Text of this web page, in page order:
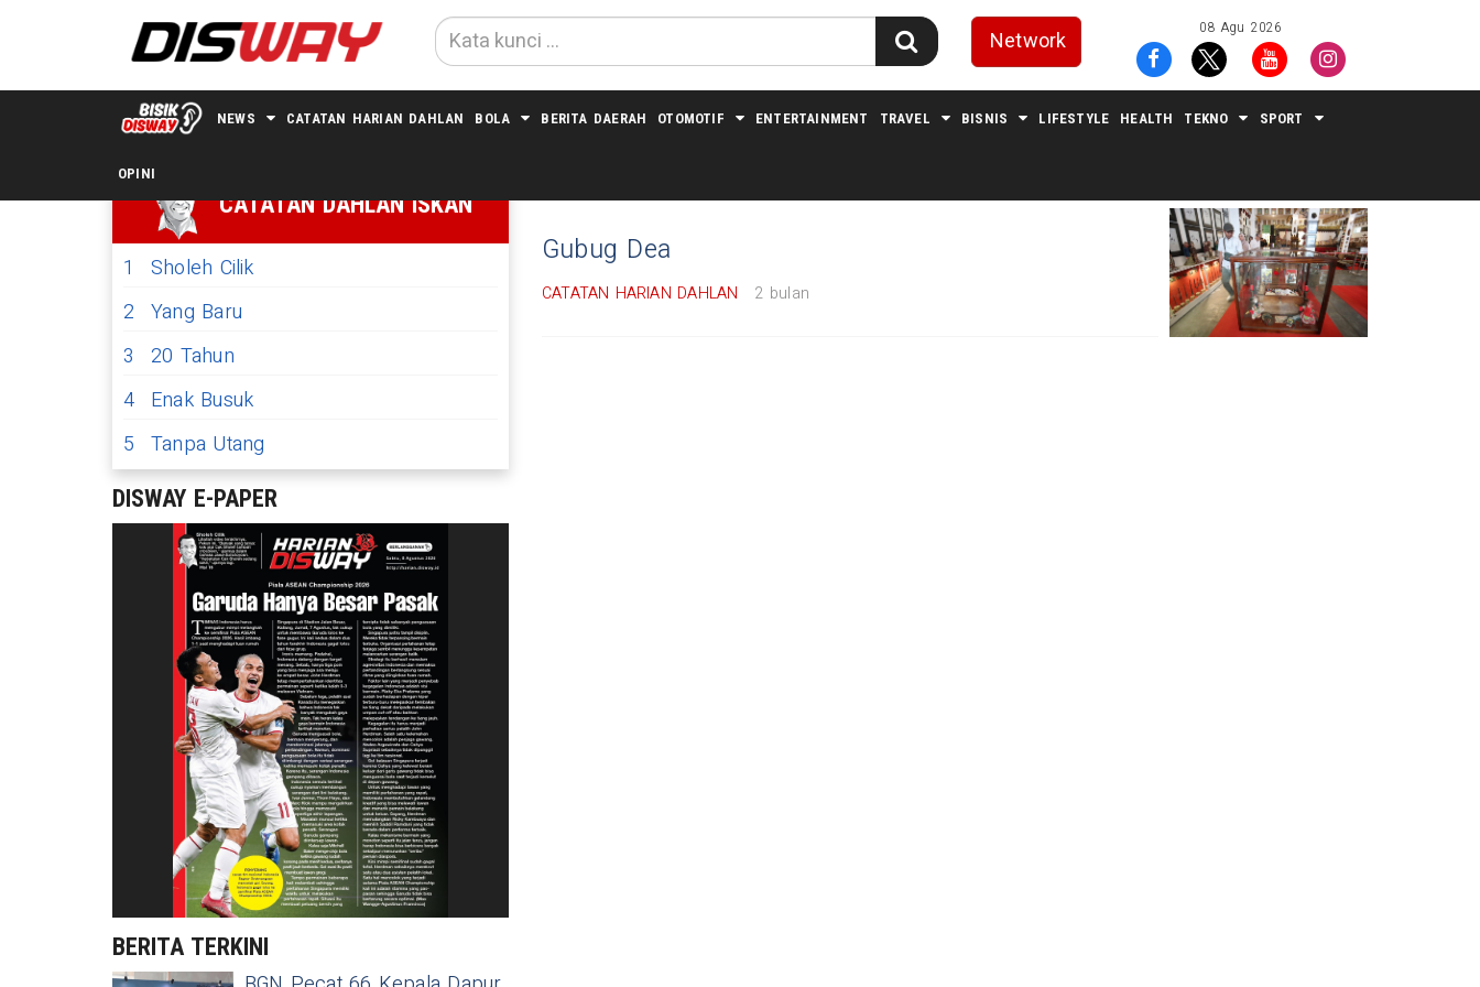
Network 08 Agu 2026
NEWS CATATAN HARIAN DAHLAN BOLA BERITA DAERAH OTOMOTIF ENTERTAINMENT TRAVEL BISNIS LIFESTYLE HEALTH TEKNO SPORT
OPINI
CATATAN DAHLAN ISKAN
1
Sholeh Cilik
2 Yang Baru
3
20 Tahun
4 Enak Busuk
5 Tanpa Utang
DISWAY E-PAPER
BERITA TERKINI
Gubug Dea
CATATAN HARIAN DAHLAN 2 bulan